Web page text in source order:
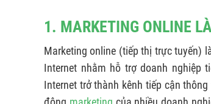
1. MARKETING ONLINE
Marketing online (tiếp thị trực tuyến)
Internet nhằm hỗ trợ doanh nghiệp
Internet trở thành kênh tiếp cận